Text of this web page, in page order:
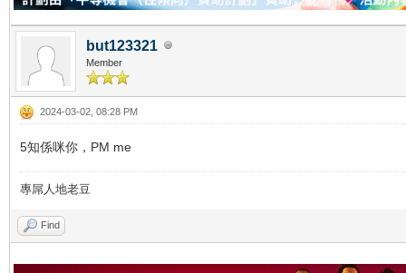
but123321
Member
2024-03-02, 08:28 PM
5知係咪你，PM me
專屌人地老豆
Find